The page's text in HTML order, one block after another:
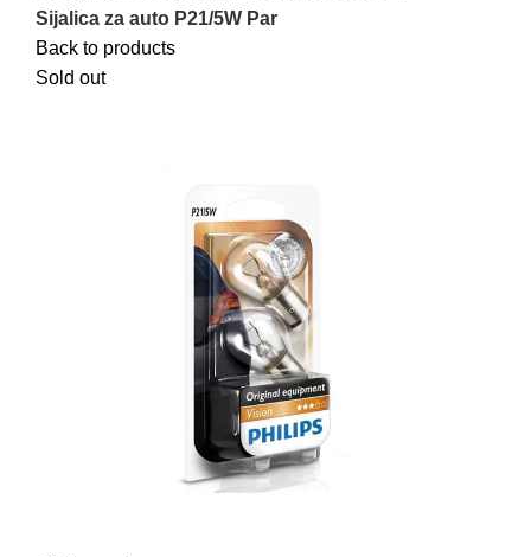
Sijalica za auto P21/5W Par
Back to products
Sold out